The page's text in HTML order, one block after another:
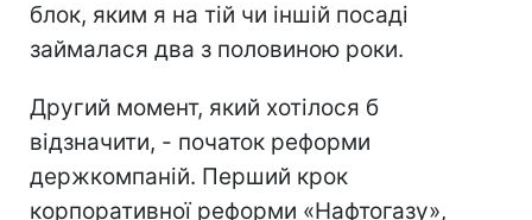
блок, яким я на тій чи іншій посаді
займалася два з половиною роки.
Другий момент, який хотілося б
відзначити, - початок реформи
держкомпаній. Перший крок
корпоративної реформи «Нафтогазу»,